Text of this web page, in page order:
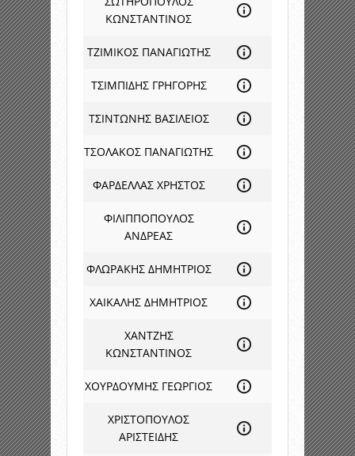
ΚΩΝΣΤΑΝΤΙΝΟΣ
ΤΖΙΜΙΚΟΣ ΠΑΝΑΓΙΩΤΗΣ
ΤΣΙΜΠΙΔΗΣ ΓΡΗΓΟΡΗΣ
ΤΣΙΝΤΩΝΗΣ ΒΑΣΙΛΕΙΟΣ
ΤΣΟΛΑΚΟΣ ΠΑΝΑΓΙΩΤΗΣ
ΦΑΡΔΕΛΛΑΣ ΧΡΗΣΤΟΣ
ΦΙΛΙΠΠΟΠΟΥΛΟΣ
ΑΝΔΡΕΑΣ
ΦΛΩΡΑΚΗΣ ΔΗΜΗΤΡΙΟΣ
ΧΑΙΚΑΛΗΣ ΔΗΜΗΤΡΙΟΣ
ΧΑΝΤΖΗΣ
ΚΩΝΣΤΑΝΤΙΝΟΣ
ΧΟΥΡΔΟΥΜΗΣ ΓΕΩΡΓΙΟΣ
ΧΡΙΣΤΟΠΟΥΛΟΣ
ΑΡΙΣΤΕΙΔΗΣ